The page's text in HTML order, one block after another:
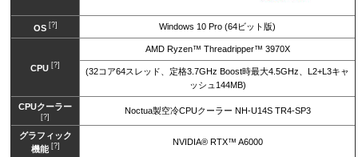
OS[?] Windows 10 Pro (64ビット版)
CPU [?]
AMD Ryzen™ Threadripper™ 3970X
(32コア64スレッド、定格3.7GHz Boost時最大4.5GHz、L2+L3キャ
ッシュ144MB)
CPUクーラー
[?]
Noctua製空冷CPUクーラー NH-U14S TR4-SP3
グラフィック
機能[?] NVIDIA® RTX™ A6000